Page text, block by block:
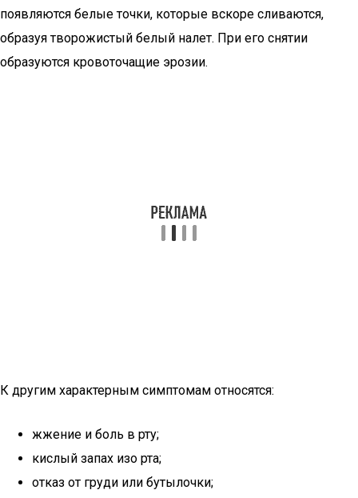
появляются белые точки, которые вскоре сливаются,
образуя творожистый белый налет. При его снятии
образуются кровоточащие эрозии.
К другим характерным симптомам относятся:
жжение и боль в рту;
кислый запах изо рта;
отказ от груди или бутылочки;